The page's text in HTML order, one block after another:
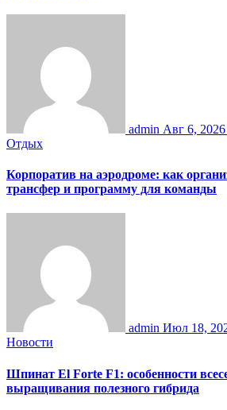
admin Авг 6, 2026
Отдых
Корпоратив на аэродроме: как
трансфер и программу для команды
admin Июл 18,
Новости
Шпинат El Forte F1: особенности
выращивания полезного гибрида